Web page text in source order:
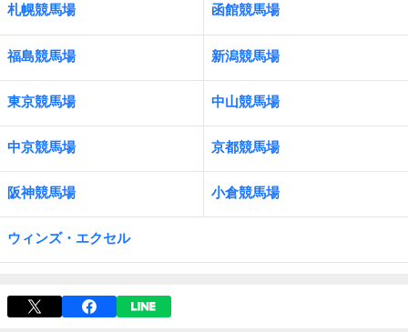
札幌競馬場 函館競馬場
福島競馬場 新潟競馬場
東京競馬場 中山競馬場
中京競馬場 京都競馬場
阪神競馬場 小倉競馬場
ウィンズ・エクセル